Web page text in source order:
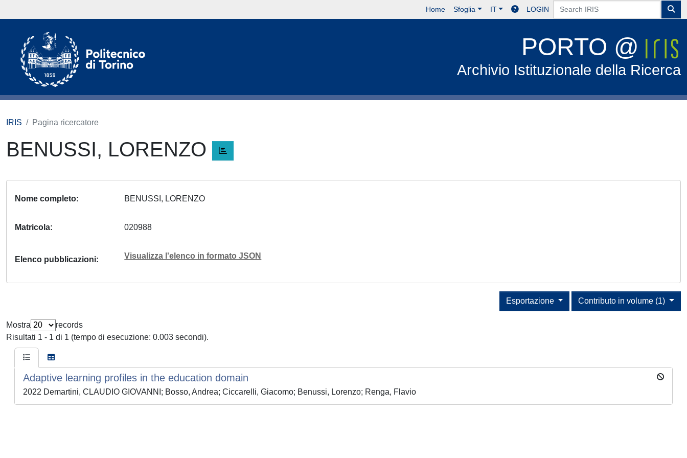
Home Sfoglia IT LOGIN
PORTO @
Archivio Istituzionale della Ricerca
IRIS Pagina ricercatore
BENUSSI, LORENZO
Nome completo BENUSSI, LORENZO
Matricola 020988
Elenco pubblicazioni Visualizza l'elenco in formato JSON
Contributo in volume (1)
Esportazione
Mostra
records
Risultati 1 - 1 di 1 (tempo di esecuzione: 0.003 secondi).
Adaptive learning profiles in the education domain
2022 Demartini, CLAUDIO GIOVANNI; Bosso, Andrea; Ciccarelli, Giacomo; Benussi, Lorenzo; Renga, Flavio